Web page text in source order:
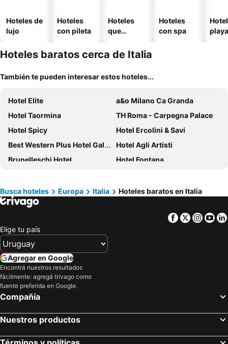
Hoteles de
lujo
Hoteles
con pileta
Hoteles
que
mascotas
Hoteles
con spa
playa
Hoteles baratos cerca de Italia
También te pueden interesar estos hoteles...
Hotel Elite
a&o Milano Ca Granda
Hotel Taormina
TH Roma - Carpegna Palace
Hotel Spicy
Hotel Ercolini & Savi
Best Western Plus Hotel Galileo Padova
Hotel Agli Artisti
Brunelleschi Hotel
Hotel Fontana
Hotel Adua
Excelsior Hotel Cimone
Main Palace Hotel
Hotel Cardinal Of Florence
Hotel San Teodoro
Hotel Berna
Hilton Garden Inn Rome Airport
Hotel Palace Bologna Centro
Raeli Hotel Archimede
Porto Salvo
Best Western Plus Tower Hotel Bologna
Busca hoteles Europa Italia Hoteles baratos en Italia
Facebook
Twitter
Elige tu país
Agregar en Google
Encontrá nuestros resultados
fácilmente: agregá trivago como
fuente preferida en Google.
Compañía
Nuestros productos